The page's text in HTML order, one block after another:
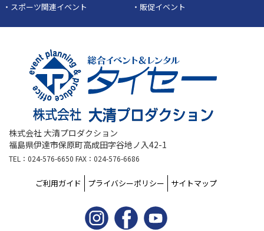
・スポーツ関連イベント
・販促イベント
株式会社 大清プロダクション
福島県伊達市保原町高成田字谷地ノ入42-1
TEL：024-576-6650 FAX：024-576-6686
ご利用ガイド プライバシーポリシー サイトマップ